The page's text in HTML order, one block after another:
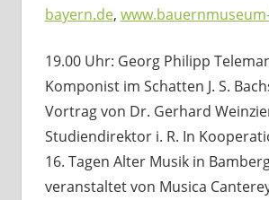
bayern.de,
19.00 Uhr: Georg Philipp
Komponist im Schatten J. S.
Vortrag von Dr. Gerhard
Studiendirektor i. R. In
16. Tagen Alter Musik in
veranstaltet von Musica